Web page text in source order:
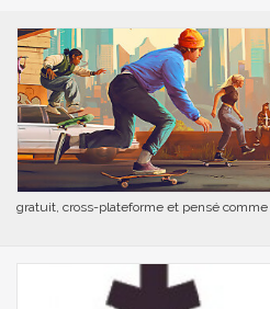
gratuit, cross-plateforme et pensé comme